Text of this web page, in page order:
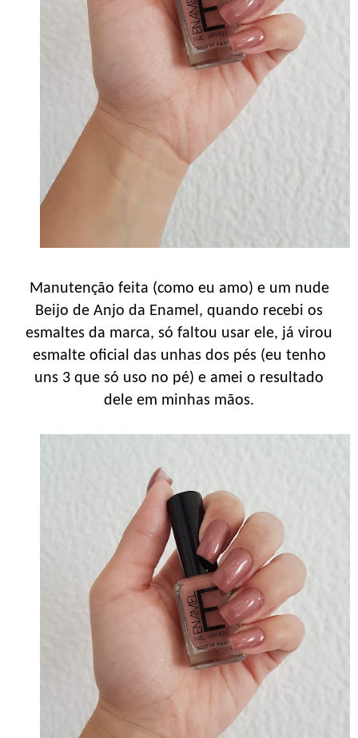
Manutenção feita (como eu amo) e um nude
Beijo de Anjo da Enamel, quando recebi os
esmaltes da marca, só faltou usar ele, já virou
esmalte oficial das unhas dos pés (eu tenho
uns 3 que só uso no pé) e amei o resultado
dele em minhas mãos.